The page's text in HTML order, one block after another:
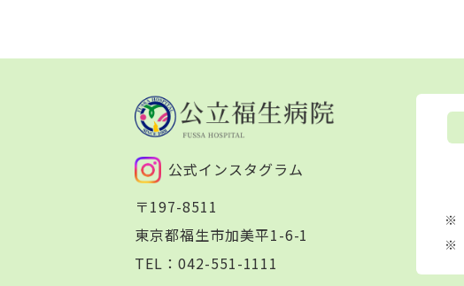
公式インスタグラム
〒197-8511
東京都福生市加美平1-6-1
TEL： 042-551-1111